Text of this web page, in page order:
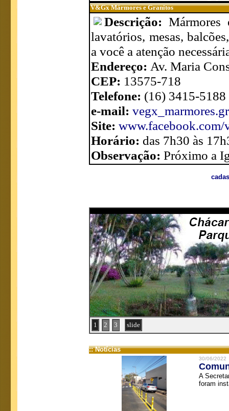
V&Gx Mármores e Granitos
Descrição: Mármores
lavatórios, mesas,
a você a atenção
Endereço: Av. Maria
CEP: 13575-718
Telefone: (16) 3415-
e-mail:
Site: www.facebook.com/
Horário: das 7h30 às
Observação: Próximo a
1 2 3 slide
:: Notícias
30/06/2022
A
foram